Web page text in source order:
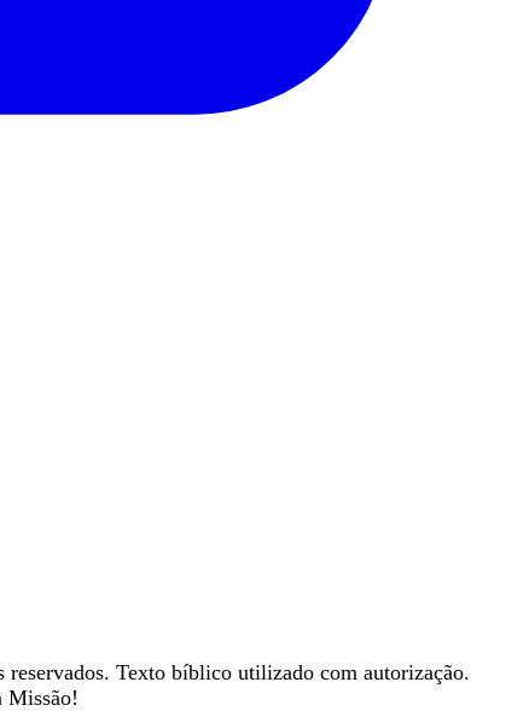
Texto bíblico utilizado com autorização.
Missão!